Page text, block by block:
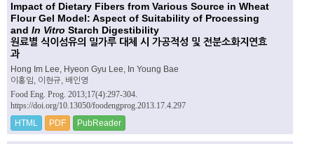
Impact of Dietary Fibers from Various Source in Wheat
Flour Gel Model: Aspect of Suitability of Processing
and In Vitro Starch Digestibility
원료별 식이섬유의 밀가루 대체 시 가공적성 및 전분소화지연효
과
Hong Im Lee, Hyeon Gyu Lee, In Young Bae
이홍임, 이현규, 배인영
Food Eng. Prog. 2013;17(4):297-304.
https://doi.org/10.13050/foodengprog.2013.17.4.297
HTML PDF PubReader